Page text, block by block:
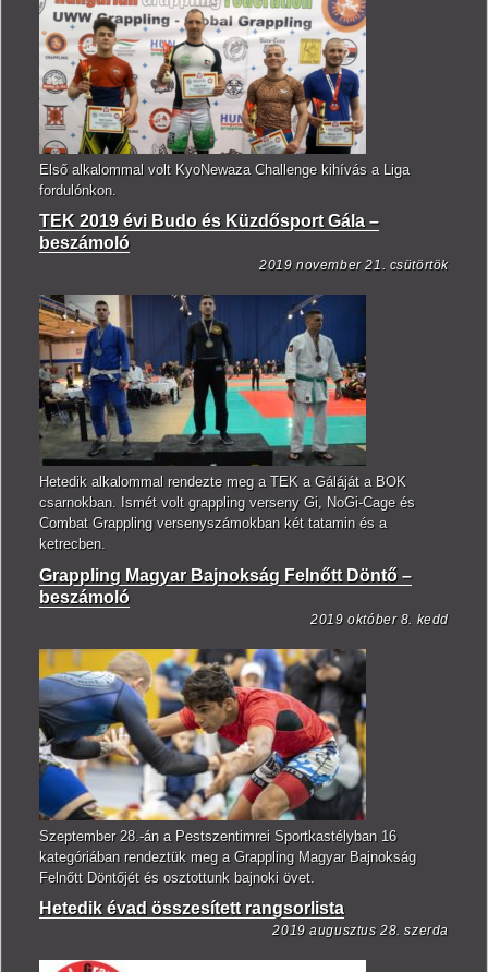
Első alkalommal volt KyoNewaza Challenge kihívás a Liga
fordulónkon.
TEK 2019 évi Budo és Küzdősport Gála –
beszámoló
2019 november 21. csütörtök
Hetedik alkalommal rendezte meg a TEK a Gáláját a BOK
csarnokban. Ismét volt grappling verseny Gi, NoGi-Cage és
Combat Grappling versenyszámokban két tatamin és a
ketrecben.
Grappling Magyar Bajnokság Felnőtt Döntő –
beszámoló
2019 október 8. kedd
Szeptember 28.-án a Pestszentimrei Sportkastélyban 16
kategóriában rendeztük meg a Grappling Magyar Bajnokság
Felnőtt Döntőjét és osztottunk bajnoki övet.
Hetedik évad összesített rangsorlista
2019 augusztus 28. szerda